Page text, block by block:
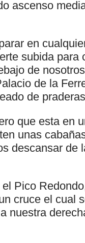
ascenso
en
subida
de
de la
de
que esta en
unas
descansar
Pico
cruce el cual
nuestra